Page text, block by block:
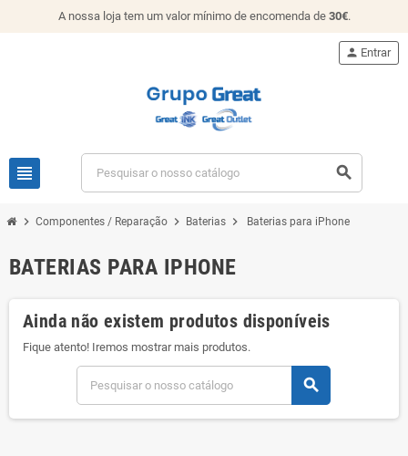
A nossa loja tem um valor mínimo de encomenda de 30€.
view_headline search
person Entrar
chevron_right Componentes / Reparação chevron_right Baterias chevron_right Baterias para iPhone
BATERIAS PARA IPHONE
Ainda não existem produtos disponíveis
Fique atento! Iremos mostrar mais produtos.
search